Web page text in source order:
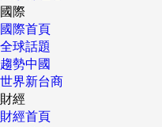
國際
國際首頁
全球話題
趨勢中國
世界新台商
財經
財經首頁